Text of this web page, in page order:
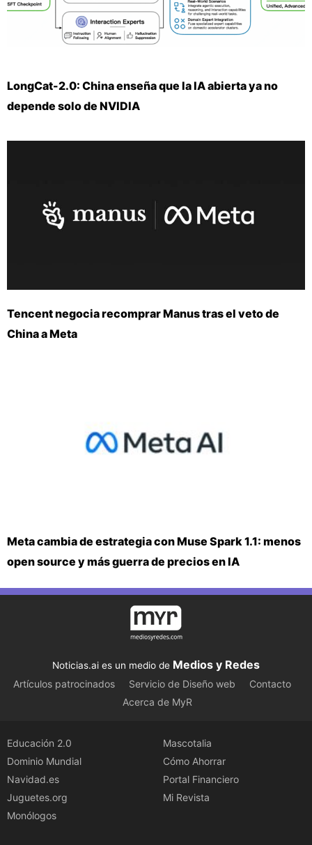
LongCat-2.0: China enseña que la IA abierta ya no
depende solo de NVIDIA
Tencent negocia recomprar Manus tras el veto de
China a Meta
Meta cambia de estrategia con Muse Spark 1.1: menos
open source y más guerra de precios en IA
Noticias.ai es un medio de Medios y Redes
Artículos patrocinados Servicio de Diseño web
Contacto
Acerca de MyR
Educación 2.0
Dominio Mundial
Navidad.es
Juguetes.org
Monólogos
Mascotalia
Cómo Ahorrar
Portal Financiero
Mi Revista